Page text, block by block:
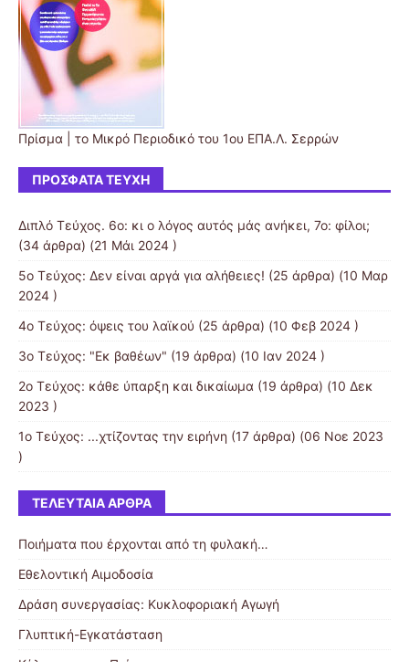
Πρίσμα | το Μικρό Περιοδικό του 1ου ΕΠΑ.Λ. Σερρών
ΠΡΌΣΦΑΤΑ ΤΕΎΧΗ
Διπλό Τεύχος. 6ο: κι ο λόγος αυτός μάς ανήκει, 7ο: φίλοι;
(34 άρθρα) (21 Μάι 2024 )
5o Τεύχος: Δεν είναι αργά για αλήθειες! (25 άρθρα) (10 Μαρ
2024 )
4ο Τεύχος: όψεις του λαϊκού (25 άρθρα) (10 Φεβ 2024 )
3o Τεύχος: "Εκ βαθέων" (19 άρθρα) (10 Ιαν 2024 )
2ο Τεύχος: κάθε ύπαρξη και δικαίωμα (19 άρθρα) (10 Δεκ
2023 )
1ο Τεύχος: ...χτίζοντας την ειρήνη (17 άρθρα) (06 Νοε 2023
)
ΤΕΛΕΥΤΑΊΑ ΆΡΘΡΑ
Ποιήματα που έρχονται από τη φυλακή…
Εθελοντική Αιμοδοσία
Δράση συνεργασίας: Κυκλοφοριακή Αγωγή
Γλυπτική-Εγκατάσταση